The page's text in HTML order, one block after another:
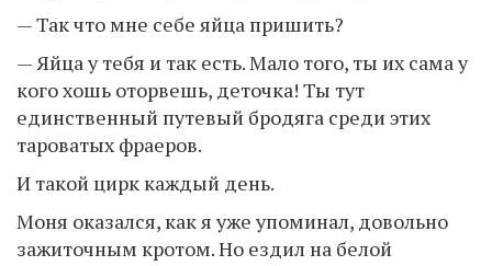
— Так что мне себе яйца пришить?
— Яйца у тебя и так есть. Мало того, ты их сама у
кого хошь оторвешь, деточка! Ты тут
единственный путевый бродяга среди этих
тароватых фраеров.
И такой цирк каждый день.
Моня оказался, как я уже упоминал, довольно
зажиточным кротом. Но ездил на белой